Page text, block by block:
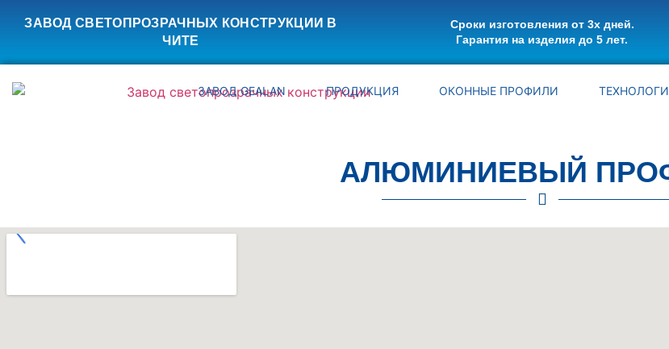
ЗАВОД СВЕТОПРОЗРАЧНЫХ КОНСТРУКЦИИ В
ЧИТЕ
Сроки изготовления от 3х дней.
Гарантия на изделия до 5 лет.
ЗАВОД GEALAN ПРОДУКЦИЯ ОКОННЫЕ ПРОФИЛИ
АЛЮМИНИЕВЫЙ